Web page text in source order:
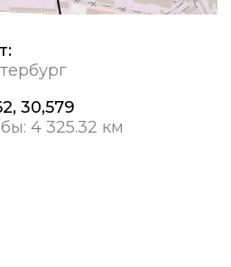
30,579
4 325.32 км